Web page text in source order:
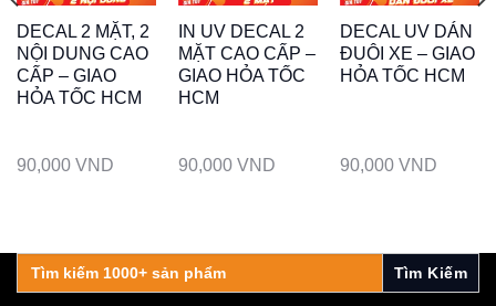
DECAL 2 MẶT, 2
NỘI DUNG CAO
CẤP – GIAO
HỎA TỐC HCM
90,000 VND
IN UV DECAL 2
MẶT CAO CẤP –
GIAO HỎA TỐC
HCM
90,000 VND
DECAL UV DÁN
ĐUÔI XE – GIAO
HỎA TỐC HCM
90,000 VND
Search
for: